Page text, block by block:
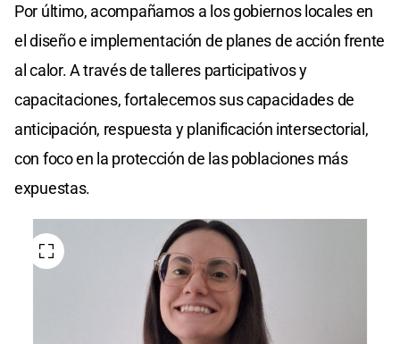
Por último, acompañamos a los gobiernos locales en
el diseño e implementación de planes de acción frente
al calor. A través de talleres participativos y
capacitaciones, fortalecemos sus capacidades de
anticipación, respuesta y planificación intersectorial,
con foco en la protección de las poblaciones más
expuestas.